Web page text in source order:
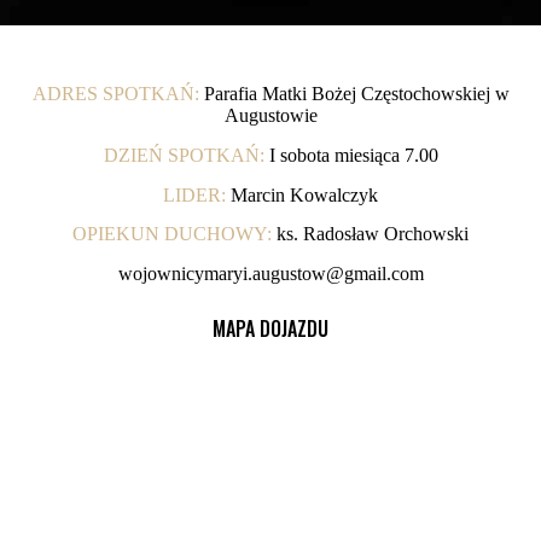
ADRES SPOTKAŃ: Parafia Matki Bożej Częstochowskiej w
Augustowie
DZIEŃ SPOTKAŃ: I sobota miesiąca 7.00
LIDER: Marcin Kowalczyk
OPIEKUN DUCHOWY: ks. Radosław Orchowski
wojownicymaryi.augustow@gmail.com
MAPA DOJAZDU